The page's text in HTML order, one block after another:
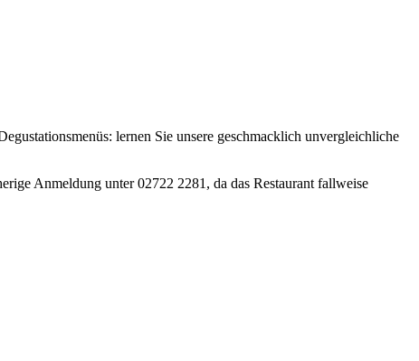
lernen Sie unsere geschmacklich unvergleichliche
Anmeldung unter 02722 2281, da das Restaurant fallweise